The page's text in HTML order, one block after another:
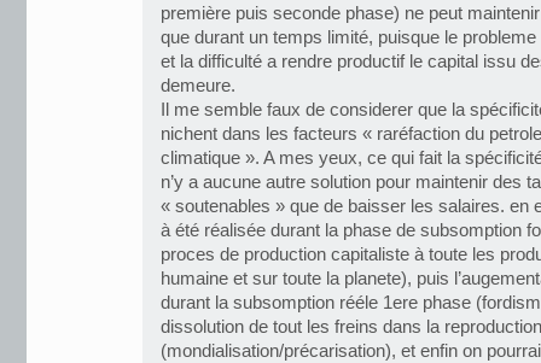
première puis seconde phase) ne peut
que durant un temps limité, puisque le probleme
et la difficulté a rendre productif le capital issu
demeure.
Il me semble faux de considerer que la
nichent dans les facteurs « raréfaction du
climatique ». A mes yeux, ce qui fait la
n’y a aucune autre solution pour maintenir des
« soutenables » que de baisser les salaires. en
à été réalisée durant la phase de subsomption
proces de production capitaliste à toute les
humaine et sur toute la planete), puis
durant la subsomption rééle 1ere phase
dissolution de tout les freins dans la
(mondialisation/précarisation), et enfin on